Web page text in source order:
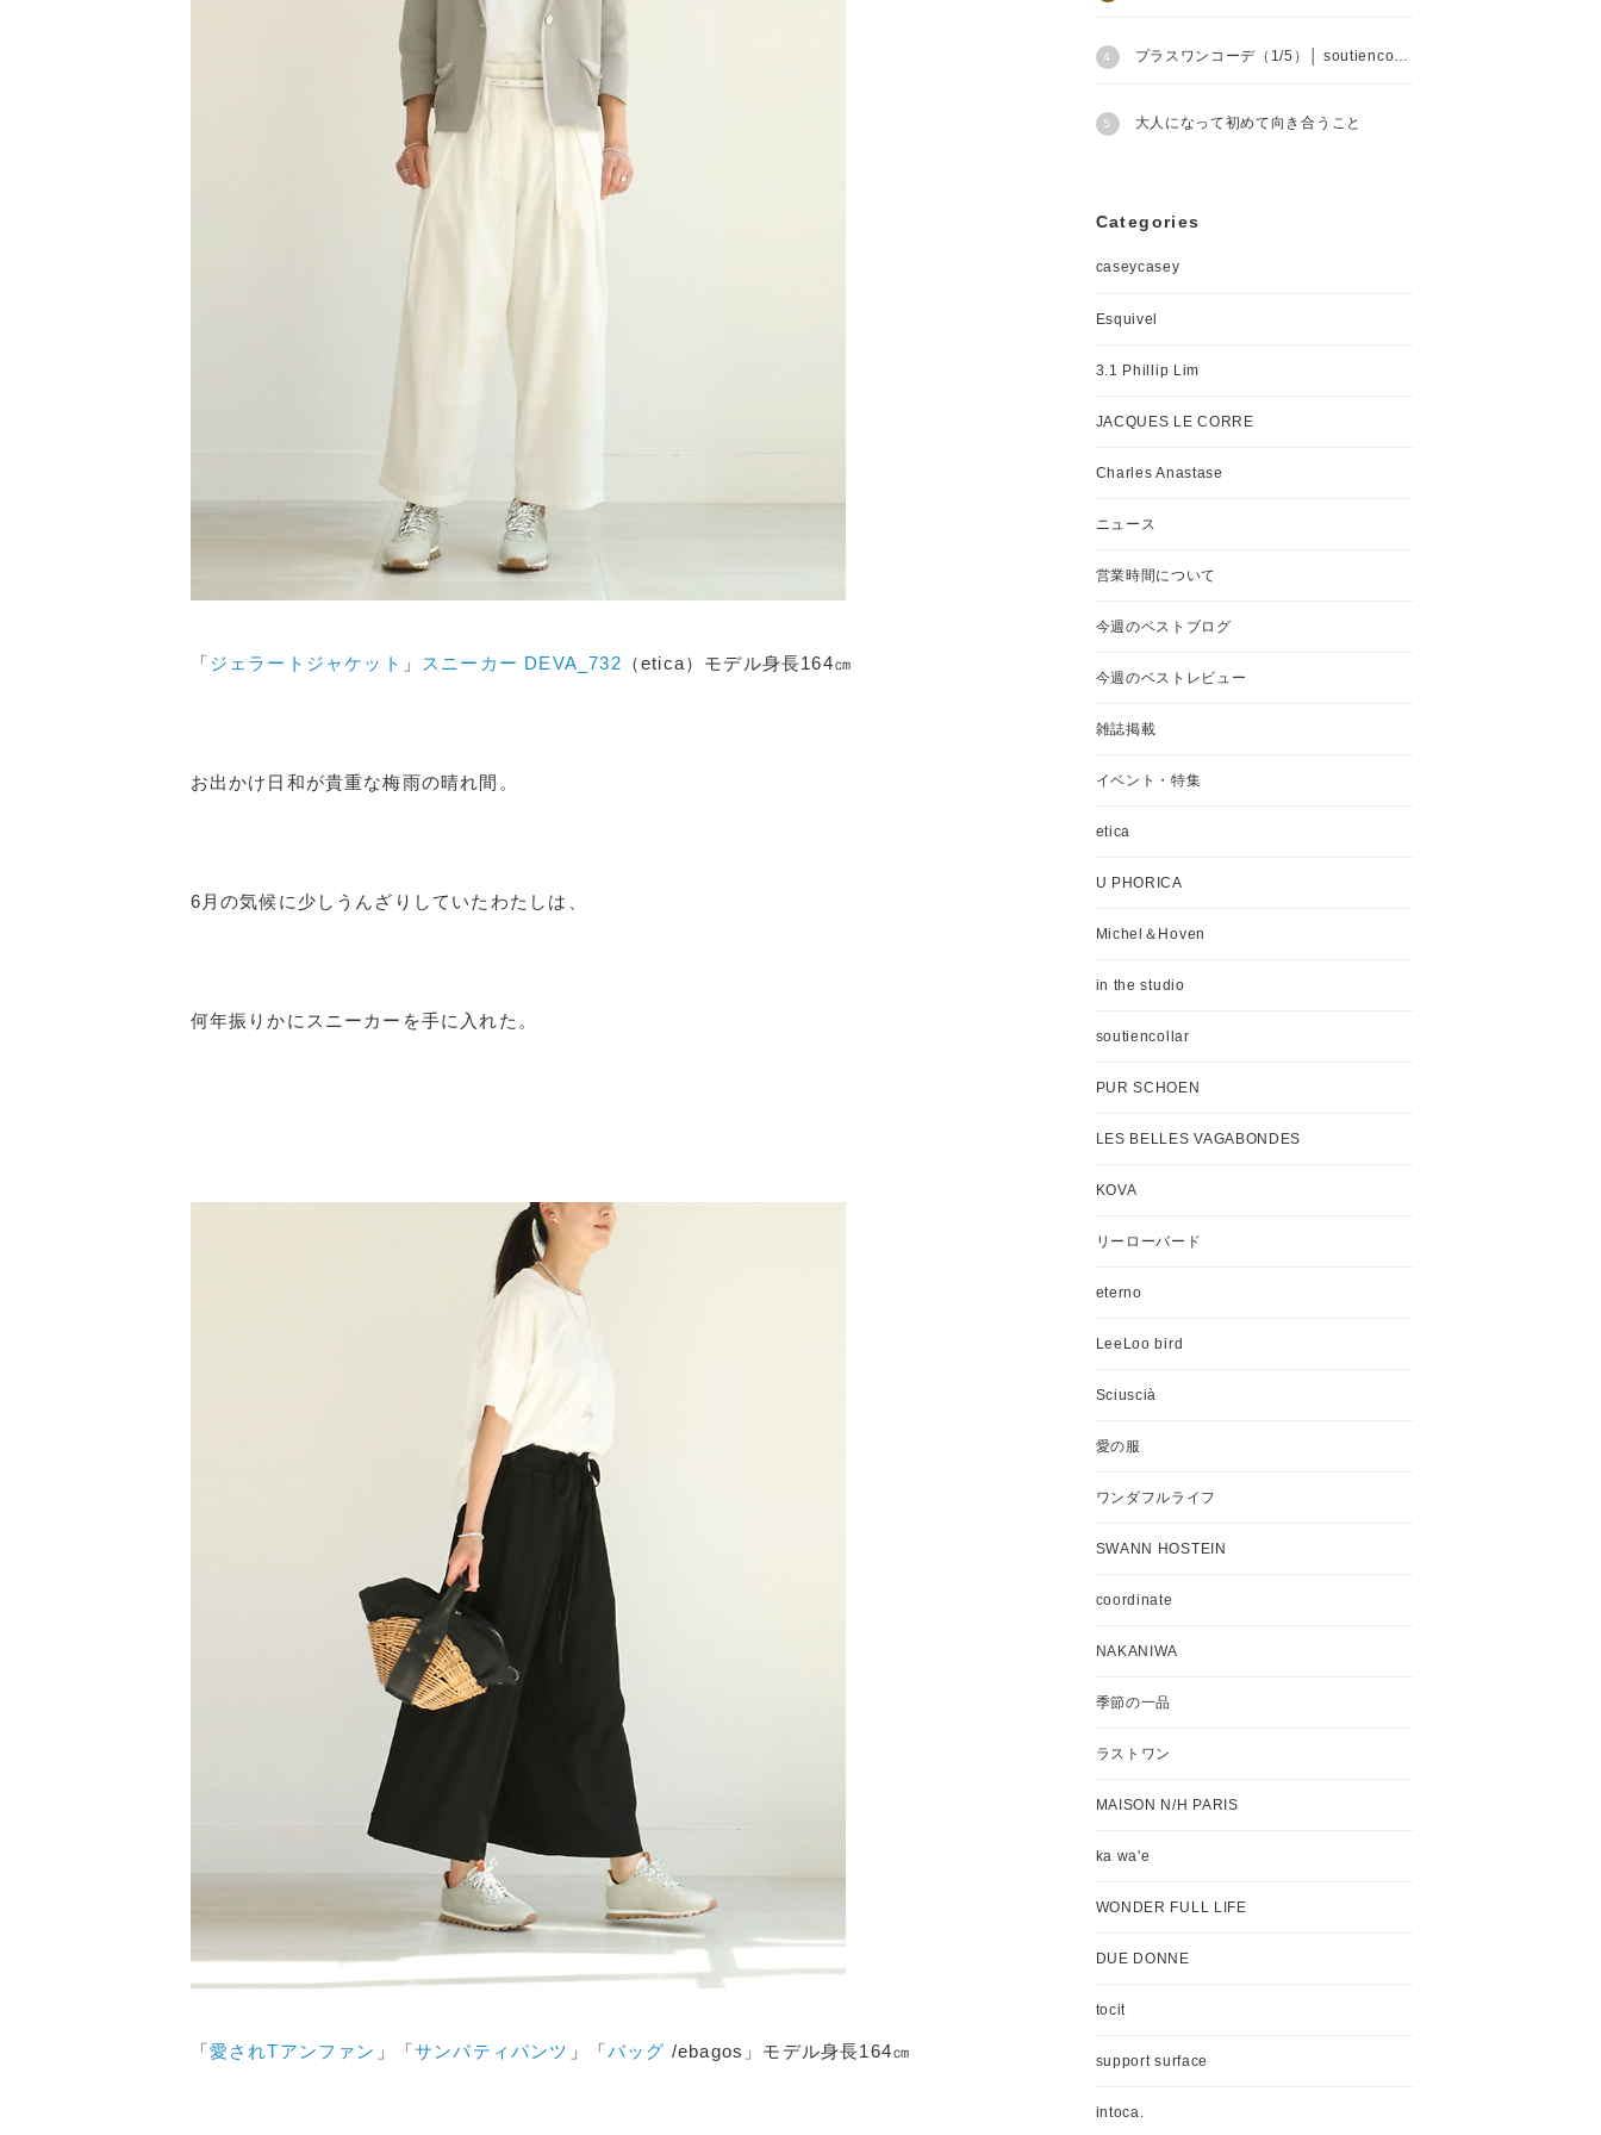
「ジェラートジャケット 」 スニーカー DEVA_732 （etica）モデル身長164㎝
お出かけ日和が貴重な梅雨の晴れ間。
6月の気候に少しうんざりしていたわたしは、
何年振りかにスニーカーを手に入れた。
「愛されTアンファン 」「サンパティパンツ 」「バッグ /ebagos」モデル身長164㎝
プラスワンコーデ（1/5）│ soutiencollar
大人になって初めて向き合うこと
Categories
caseycasey
Esquivel
3.1 Phillip Lim
JACQUES LE CORRE
Charles Anastase
ニュース
営業時間について
今週のベストブログ
今週のベストレビュー
雑誌掲載
イベント・特集
etica
U PHORICA
Michel＆Hoven
in the studio
soutiencollar
PUR SCHOEN
LES BELLES VAGABONDES
KOVA
リーローバード
eterno
LeeLoo bird
Sciuscià
愛の服
ワンダフルライフ
SWANN HOSTEIN
coordinate
NAKANIWA
季節の一品
ラストワン
MAISON N/H PARIS
ka wa'e
WONDER FULL LIFE
DUE DONNE
tocit
support surface
intoca.